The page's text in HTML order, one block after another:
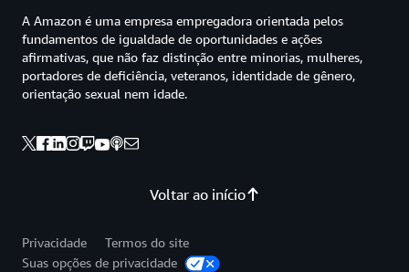
Voltar ao início
A Amazon é uma empresa empregadora orientada pelos
fundamentos de igualdade de oportunidades e ações
afirmativas, que não faz distinção entre minorias, mulheres,
portadores de deficiência, veteranos, identidade de gênero,
orientação sexual nem idade.
Privacidade
Termos do site
Suas opções de privacidade